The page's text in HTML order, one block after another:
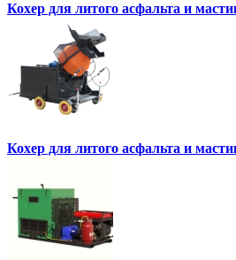
Кохер для литого асфальта и
Кохер для литого асфальта и